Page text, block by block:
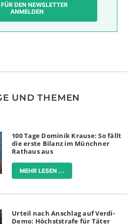
FÜR DEN NEWSLETTER
ANMELDEN
UND THEMEN
100 Tage Dominik Krause: So fällt
die erste Bilanz im Münchner
Rathaus aus
MEHR LESEN ...
Urteil nach Anschlag auf Verdi-
Demo: Höchststrafe für Täter